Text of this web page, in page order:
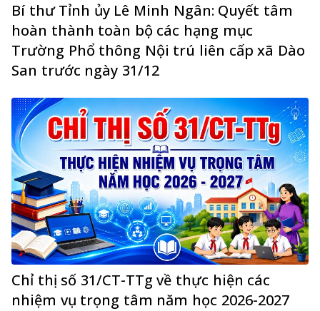
Bí thư Tỉnh ủy Lê Minh Ngân: Quyết tâm
hoàn thành toàn bộ các hạng mục
Trường Phổ thông Nội trú liên cấp xã Dào
San trước ngày 31/12
Chỉ thị số 31/CT-TTg về thực hiện các
nhiệm vụ trọng tâm năm học 2026-2027